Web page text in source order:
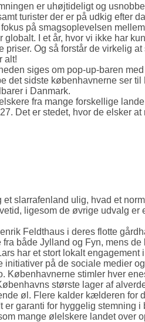
er uhøjtideligt og
turister der er på udkig efter
på smagsoplevelsen
I et år, hvor vi ikke har
Og så forstår de virkelig
alt!
siges om pop-up-baren
det sidste københavnerne ser
i Danmark.
fra mange forskellige
er stedet, hvor de elsker
slarrafenland ulig, hvad et
ligesom de øvrige udvalg
Feldthaus i deres flotte
både Jylland og Fyn, mens
har et stort lokalt
på de sociale medier
stimler hver
største lager af
øl. Flere kalder kælderen for
garanti for hyggelig
mange ølelskere landet over